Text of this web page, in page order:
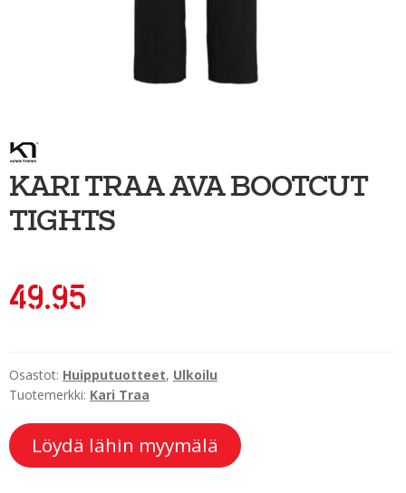
Vinkkipiste
Sportia-tili
KARI TRAA AVA BOOTCUT
TIGHTS
49.95
Osastot: Huipputuotteet, Ulkoilu
Tuotemerkki: Kari Traa
Löydä lähin myymälä